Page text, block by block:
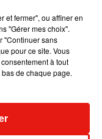
Gomez et
single
et fermer", ou affiner en
"Gérer mes choix".
"Continuer sans
pour ce site. Vous
à tout
de chaque page.